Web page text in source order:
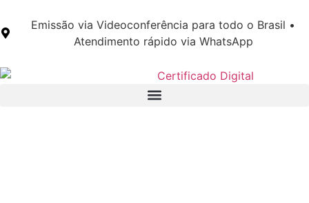
Emissão via Videoconferência para todo o Brasil •
Atendimento rápido via WhatsApp